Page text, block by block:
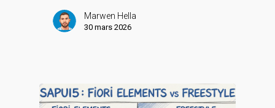
Marwen Hella
30 mars 2026